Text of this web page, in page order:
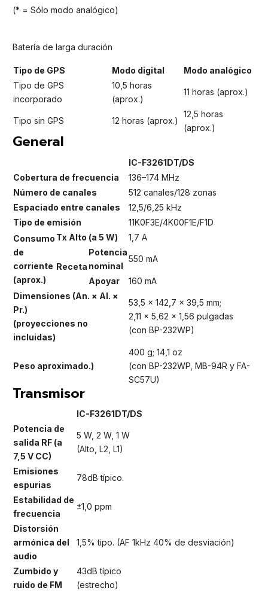
(* = Sólo modo analógico)
Batería de larga duración
Tipo de GPS Modo digital
Modo analógico
Tipo de GPS
incorporado
10,5 horas
(aprox.)
11 horas (aprox.)
Tipo sin GPS 12 horas (aprox.)
12,5 horas
(aprox.)
General
IC-F3261DT/DS
Cobertura de frecuencia
136–174 MHz
Número de canales
512 canales/128 zonas
Espaciado entre canales
12,5/6,25 kHz
Tipo de emisión
11K0F3E/4K00F1E/F1D
Consumo
de
corriente
(aprox.)
Tx Alto (a 5 W) 1,7 A
Receta
Potencia
nominal
550 mA
Apoyar
160 mA
Dimensiones (An. × Al. ×
Pr.)
(proyecciones no
incluidas)
53,5 × 142,7 × 39,5 mm;
2,11 × 5,62 × 1,56 pulgadas
(con BP-232WP)
Peso aproximado.)
400 g; 14,1 oz
(con BP-232WP, MB-94R y FA-
SC57U)
Transmisor
IC-F3261DT/DS
Potencia de
salida RF (a
7,5 V CC)
5 W, 2 W, 1 W
(Alto, L2, L1)
Emisiones
espurias
78dB típico.
Estabilidad de
frecuencia
±1,0 ppm
Distorsión
armónica del
audio
1,5% tipo. (AF 1kHz 40% de desviación)
Zumbido y
ruido de FM
43dB típico
(estrecho)